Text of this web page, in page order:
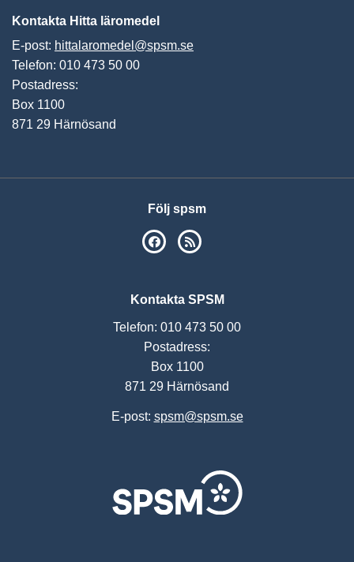
Kontakta Hitta läromedel
E-post: hittalaromedel@spsm.se
Telefon: 010 473 50 00
Postadress:
Box 1100
871 29 Härnösand
Följ spsm
SPSM på Facebook
Kontakta SPSM
Telefon: 010 473 50 00
Postadress:
Box 1100
871 29 Härnösand
E-post: spsm@spsm.se